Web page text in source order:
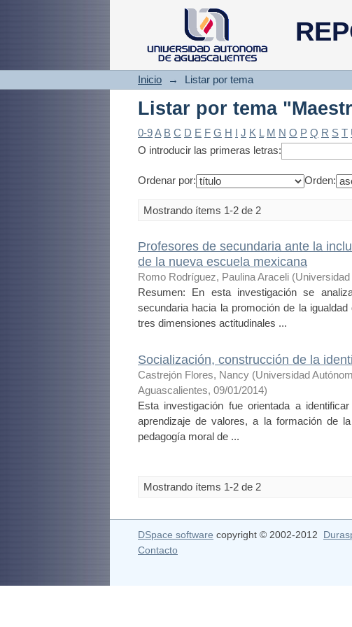
Listar por tema
Inicio → Listar por tema
Listar por tema
0-9A B C D E F G H I J K L M N O P Q R S T
O introducir las primeras letras:
Ordenar por: Orden:
Mostrando ítems 1-2 de 2
Profesores de secundaria ante la
de la nueva escuela mexicana
Romo Rodríguez, Paulina Araceli (
Resumen: En esta investigación se
secundaria hacia la promoción de la
tres dimensiones actitudinales ...
Socialización, construcción de la
Castrejón Flores, Nancy (Universidad
Aguascalientes, 09/01/2014)
Esta investigación fue orientada a
aprendizaje de valores, a la formación de
pedagogía moral de ...
Mostrando ítems 1-2 de 2
DSpace software copyright © 2002-2012
Contacto